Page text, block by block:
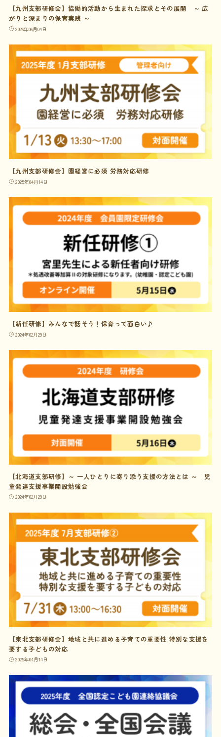
【九州支部研修会】協働的活動から生まれた探求とその展開 ～ 広
がりと深まりの保育実践 ～
2026年06月04日
【九州支部研修会】園経営に必須 労務対応研修
2025年04月14日
【新任研修】みんなで話そう！保育って面白い♪
2024年02月29日
【北海道支部研修】～ 一人ひとりに寄り添う支援の方法とは ～ 児
童発達支援事業開設勉強会
2024年02月29日
【東北支部研修会】地域と共に進める子育ての重要性 特別な支援を
要する子どもの対応
2025年04月14日